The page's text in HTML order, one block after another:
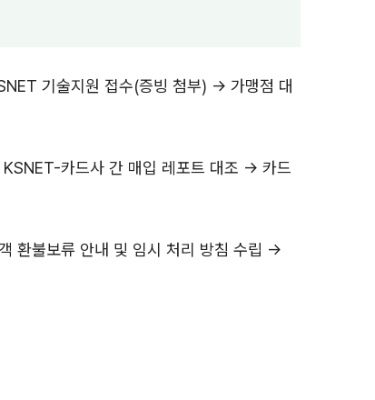
기술지원 접수(증빙 첨부) → 가맹점 대
카드사 간 매입 레포트 대조 → 카드
환불보류 안내 및 임시 처리 방침 수립 →